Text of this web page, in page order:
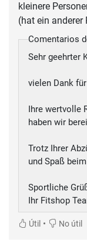
kleinere
(hat ein anderer
Comentarios
Sehr geehrter
vielen Dank
Ihre wertvolle
haben wir
Trotz Ihrer
und Spaß
Sportliche
Ihr Fitshop
Útil • No útil